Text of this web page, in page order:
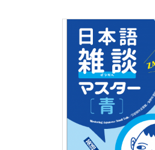
よくあるご質問
付属物の使い方につ
教科書採用について
書籍の内容について
著作権について
日本語学習者用教科書
ビジネスパーソン・研修生向け
短期滞在者向け
留学生向け専門分野